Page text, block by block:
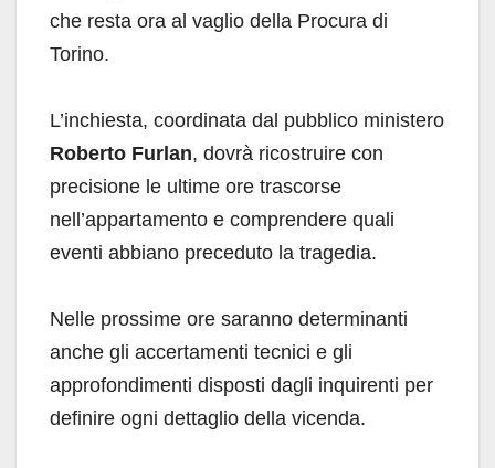
che resta ora al vaglio della Procura di
Torino.
L’inchiesta, coordinata dal pubblico ministero
Roberto Furlan, dovrà ricostruire con
precisione le ultime ore trascorse
nell’appartamento e comprendere quali
eventi abbiano preceduto la tragedia.
Nelle prossime ore saranno determinanti
anche gli accertamenti tecnici e gli
approfondimenti disposti dagli inquirenti per
definire ogni dettaglio della vicenda.